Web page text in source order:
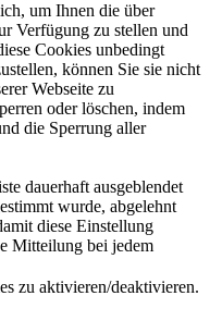
um Ihnen die über
Verfügung zu stellen und
Cookies unbedingt
können Sie sie nicht
Webseite zu
oder löschen, indem
die Sperrung aller
dauerhaft ausgeblendet
wurde, abgelehnt
diese Einstellung
Mitteilung bei jedem
zu aktivieren/deaktivieren.